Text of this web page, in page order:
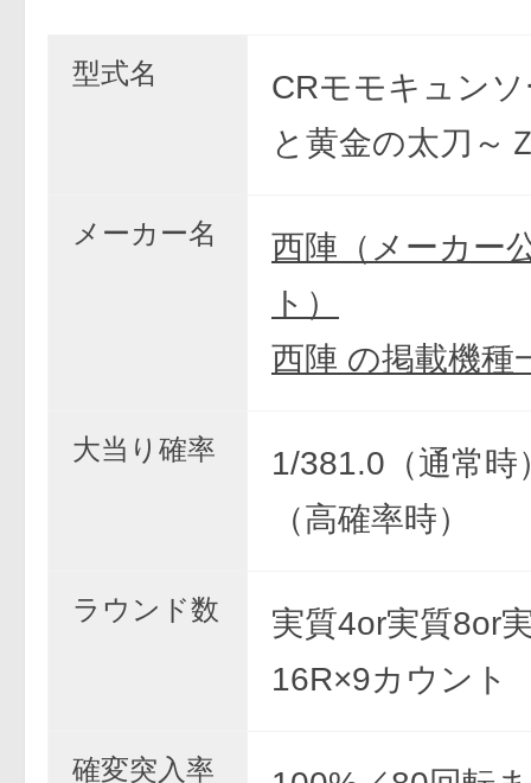
型式名
CRモモキュン
と黄金の太刀～
メーカー名
西陣（メーカー
ト）
西陣 の掲載機種
大当り確率
1/381.0（通常時
（高確率時）
ラウンド数
実質4or実質8or
16R×9カウント
確変突入率